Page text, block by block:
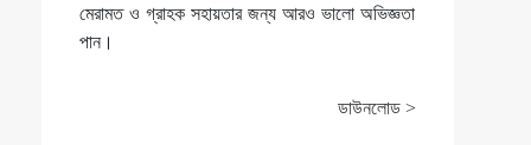
মেরামত ও গ্রাহক সহায়তার জন্য আরও ভালো অভিজ্ঞতা
পান।
ডাউনলোড >